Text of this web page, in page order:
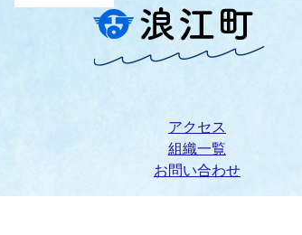
アクセス
組織一覧
お問い合わせ